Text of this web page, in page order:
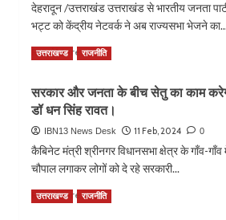
की
झलक।
1
के
परिणाम
में
आकाश
बायजूस
का
परचम,
टॉप
राघव
देहरादून /उत्तराखंड उत्तराखंड से भारतीय जनता
भट्ट को केंद्रीय नेटवर्क ने अब राज्यसभा भेजने
Read MoreRead
उत्तराखंड
से
भारतीय
पार्टी
के
प्रदेश
अध्यक्ष
उत्तराखण्ड राजनीति
सरकार और जनता के बीच सेतु का काम
डॉ धन सिंह रावत।
IBN13 News Desk 11 Feb, 2024 0
कैबिनेट मंत्री श्रीनगर विधानसभा क्षेत्र के गॉंव-
चौपाल लगाकर लोगों को दे रहे सरकारी...
Read MoreRead
उत्तराखण्ड राजनीति